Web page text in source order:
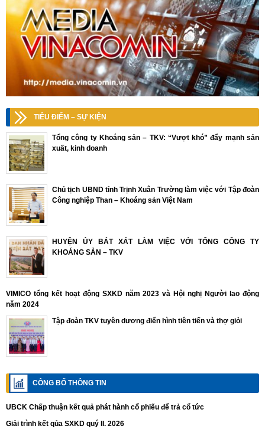
TIÊU ĐIỂM – SỰ KIỆN
Tổng công ty Khoáng sản – TKV: “Vượt khó” đẩy mạnh sản
xuất, kinh doanh
Chủ tịch UBND tỉnh Trịnh Xuân Trường làm việc với Tập đoàn
Công nghiệp Than – Khoáng sản Việt Nam
HUYỆN ỦY BÁT XÁT LÀM VIỆC VỚI TỔNG CÔNG TY
KHOÁNG SẢN – TKV
VIMICO tổng kết hoạt động SXKD năm 2023 và Hội nghị Người lao động
năm 2024
Tập đoàn TKV tuyên dương điển hình tiên tiến và thợ giỏi
CÔNG BỐ THÔNG TIN
UBCK Chấp thuận kết quả phát hành cổ phiếu để trả cổ tức
Giải trình kết qủa SXKD quý II. 2026